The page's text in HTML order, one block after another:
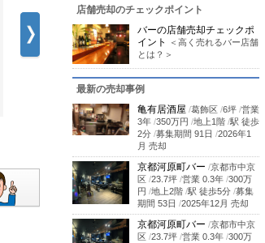
店舗売却のチェックポイント
バーの店舗売却チェックポ
イント
＜高く売れるバー店舗
とは？＞
最新の売却事例
亀有居酒屋 /葛飾区 /6坪 /営業
3年 /350万円 /地上1階 /駅 徒歩
2分 /募集期間 91日 /2026年1
月 売却
京都河原町バー /京都市中京
区 /23.7坪 /営業 0.3年 /300万
円 /地上2階 /駅 徒歩5分 /募集
期間 53日 /2025年12月 売却
京都河原町バー /京都市中京
区 /23.7坪 /営業 0.3年 /300万